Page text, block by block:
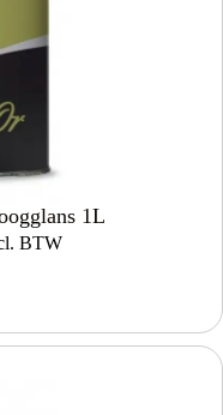
1L
BTW